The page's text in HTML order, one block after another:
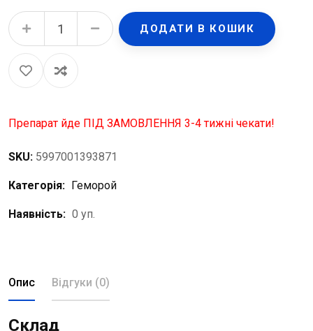
Ауробін мазь по 20 г у тубах quantity
ДОДАТИ В КОШИК
Препарат йде ПІД ЗАМОВЛЕННЯ 3-4 тижні чекати!
SKU: 5997001393871
Категорія: Геморой
Наявність: 0 уп.
Опис Відгуки (0)
Склад